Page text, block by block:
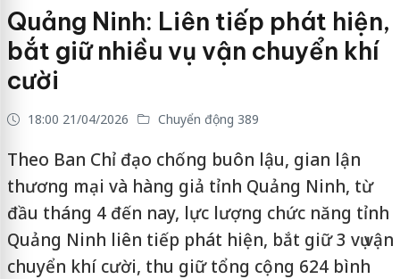
Quảng Ninh: Liên tiếp phát hiện,
bắt giữ nhiều vụ vận chuyển khí
cười
18:00 21/04/2026 Chuyển động 389
Theo Ban Chỉ đạo chống buôn lậu, gian lận
thương mại và hàng giả tỉnh Quảng Ninh, từ
đầu tháng 4 đến nay, lực lượng chức năng tỉnh
Quảng Ninh liên tiếp phát hiện, bắt giữ 3 vụ vận
chuyển khí cười, thu giữ tổng cộng 624 bình